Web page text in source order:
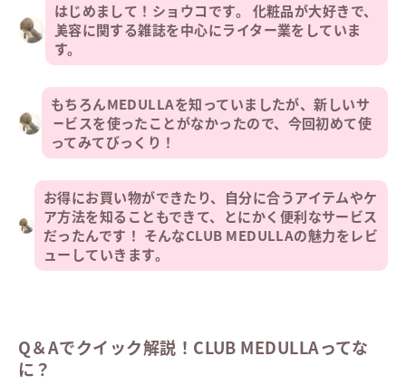
はじめまして！ショウコです。 化粧品が大好きで、
美容に関する雑誌を中心にライター業をしていま
す。
もちろんMEDULLAを知っていましたが、新しいサ
ービスを使ったことがなかったので、今回初めて使
ってみてびっくり！
お得にお買い物ができたり、自分に合うアイテムやケ
ア方法を知ることもできて、とにかく便利なサービス
だったんです！ そんなCLUB MEDULLAの魅力をレビ
ューしていきます。
Q＆Aでクイック解説！CLUB MEDULLAってな
に？